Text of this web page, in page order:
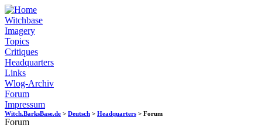
Witchbase
Imagery
Topics
Critiques
Headquarters
Links
Wlog-Archiv
Forum
Impressum
Witch.BarksBase.de > Deutsch > Headquarters > Forum
Forum